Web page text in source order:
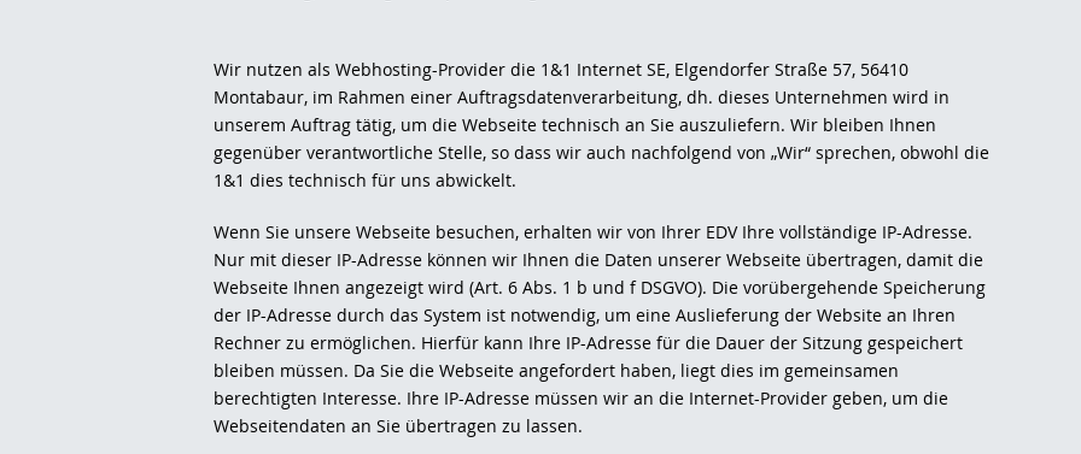
Wir nutzen als Webhosting-Provider die 1&1 Internet SE, Elgendorfer Straße 57, 56410
Montabaur, im Rahmen einer Auftragsdatenverarbeitung, dh. dieses Unternehmen wird in
unserem Auftrag tätig, um die Webseite technisch an Sie auszuliefern. Wir bleiben Ihnen
gegenüber verantwortliche Stelle, so dass wir auch nachfolgend von „Wir“ sprechen, obwohl die
1&1 dies technisch für uns abwickelt.
Wenn Sie unsere Webseite besuchen, erhalten wir von Ihrer EDV Ihre vollständige IP-Adresse.
Nur mit dieser IP-Adresse können wir Ihnen die Daten unserer Webseite übertragen, damit die
Webseite Ihnen angezeigt wird (Art. 6 Abs. 1 b und f DSGVO). Die vorübergehende Speicherung
der IP-Adresse durch das System ist notwendig, um eine Auslieferung der Website an Ihren
Rechner zu ermöglichen. Hierfür kann Ihre IP-Adresse für die Dauer der Sitzung gespeichert
bleiben müssen. Da Sie die Webseite angefordert haben, liegt dies im gemeinsamen
berechtigten Interesse. Ihre IP-Adresse müssen wir an die Internet-Provider geben, um die
Webseitendaten an Sie übertragen zu lassen.